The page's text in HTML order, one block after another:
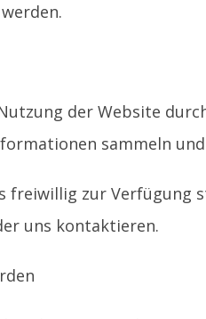
der Website
sammeln
freiwillig zur Verfügung
uns kontaktieren.